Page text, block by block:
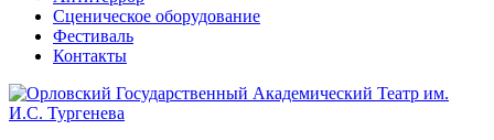
Сценическое оборудование
Фестиваль
Контакты